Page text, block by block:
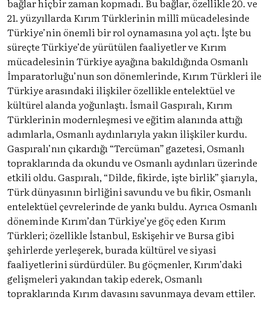
21. yüzyıllarda Kırım Türklerinin millî mücadelesinde
Türkiye’nin önemli bir rol oynamasına yol açtı. İşte bu
süreçte Türkiye’de yürütülen faaliyetler ve Kırım
mücadelesinin Türkiye ayağına bakıldığında Osmanlı
İmparatorluğu’nun son dönemlerinde, Kırım Türkleri ile
Türkiye arasındaki ilişkiler özellikle entelektüel ve
kültürel alanda yoğunlaştı. İsmail Gaspıralı, Kırım
Türklerinin modernleşmesi ve eğitim alanında attığı
adımlarla, Osmanlı aydınlarıyla yakın ilişkiler kurdu.
Gaspıralı’nın çıkardığı “Tercüman” gazetesi, Osmanlı
topraklarında da okundu ve Osmanlı aydınları üzerinde
etkili oldu. Gaspıralı, “Dilde, fikirde, işte birlik” şiarıyla,
Türk dünyasının birliğini savundu ve bu fikir, Osmanlı
entelektüel çevrelerinde de yankı buldu. Ayrıca Osmanlı
döneminde Kırım’dan Türkiye’ye göç eden Kırım
Türkleri; özellikle İstanbul, Eskişehir ve Bursa gibi
şehirlerde yerleşerek, burada kültürel ve siyasi
faaliyetlerini sürdürdüler. Bu göçmenler, Kırım’daki
gelişmeleri yakından takip ederek, Osmanlı
topraklarında Kırım davasını savunmaya devam ettiler.